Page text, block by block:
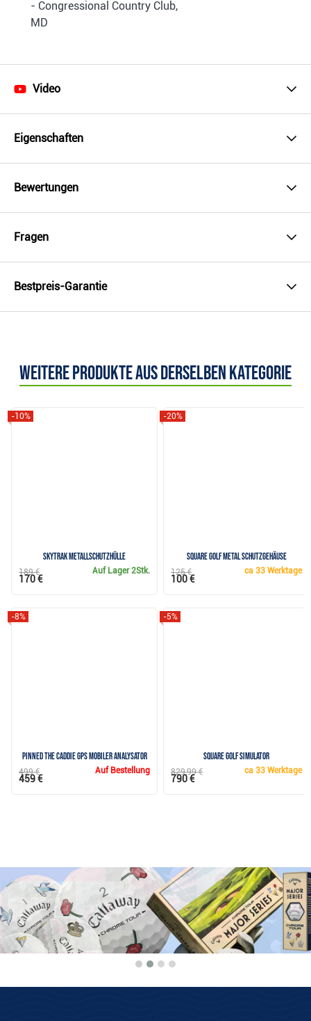
- Congressional Country Club,
MD
Video
Eigenschaften
Bewertungen
Fragen
Bestpreis-Garantie
Weitere Produkte aus derselben Kategorie
SkyTrak Metallschutzhülle
-10%
Auf Lager 2Stk.
189 €
170 €
Square Golf Metal Schutzgehäuse
-20%
ca33 Werktage
125 €
100 €
Pinned The Caddie GPS Mobiler Analysator
-8%
Auf Bestellung
499 €
459 €
Square Golf Simulator
-5%
ca33 Werktage
829,99 €
790 €